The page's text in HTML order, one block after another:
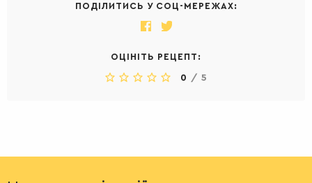
ПОДІЛИТИСЬ У СОЦ-МЕРЕЖАХ:
ОЦІНІТЬ РЕЦЕПТ:
0 / 5